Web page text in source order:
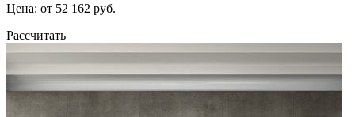
Цена: от 52 162 руб.
Рассчитать